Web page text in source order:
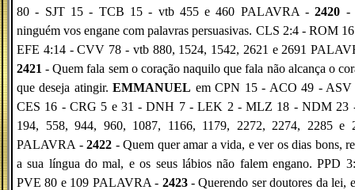
80 - SJT 15 - TCB 15 - vtb 455 e 460 PALAVRA -2420 -
ninguém vos engane com palavras persuasivas. CLS 2:4 - ROM
EFE 4:14 - CVV 78 - vtb 880, 1524, 1542, 2621 e 2691
2421 - Quem fala sem o coração naquilo que fala não alcança o
que deseja atingir.EMMANUEL em CPN 15 - ACO 49 - ASV
CES 16 - CRG 5 e 31 - DNH 7 - LEK 2 - MLZ 18 - NDM 23
194, 558, 944, 960, 1087, 1166, 1179, 2272, 2274, 2285 e
PALAVRA - 2422 - Quem quer amar a vida, e ver os dias bons,
a sua língua do mal, e os seus lábios não falem engano. PPD
PVE 80 e 109 PALAVRA - 2423- Querendo ser doutores da lei,